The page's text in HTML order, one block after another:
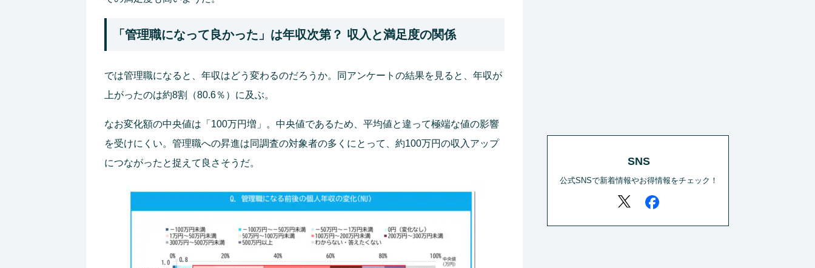
「管理職になって良かった」は年収次第？ 収入と満足度の関係
では管理職になると、年収はどう変わるのだろうか。同アンケートの結果を見ると、年収が
上がったのは約8割（80.6％）に及ぶ。
なお変化額の中央値は「100万円増」。中央値であるため、平均値と違って極端な値の影響
を受けにくい。管理職への昇進は同調査の対象者の多くにとって、約100万円の収入アップ
につながったと捉えて良さそうだ。
SNS
公式SNSで新着情報やお得情報をチェック！